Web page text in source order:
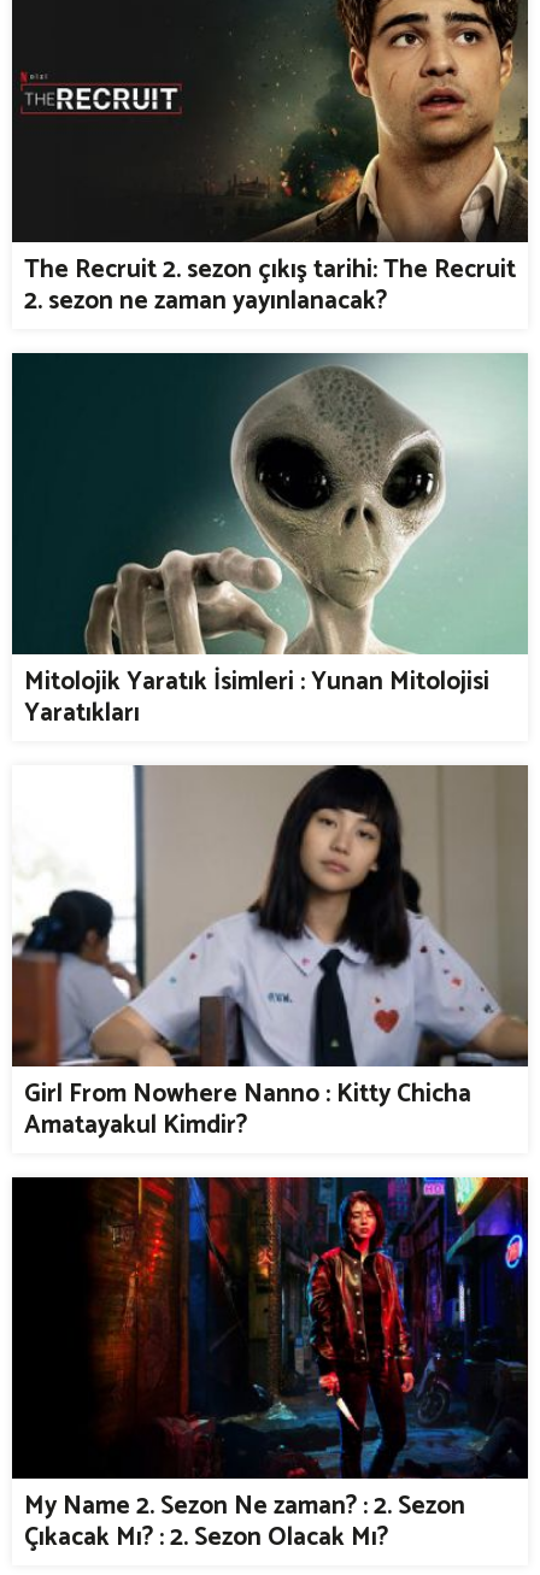
The Recruit 2. sezon çıkış tarihi: The Recruit
2. sezon ne zaman yayınlanacak?
Mitolojik Yaratık İsimleri : Yunan Mitolojisi
Yaratıkları
Girl From Nowhere Nanno : Kitty Chicha
Amatayakul Kimdir?
My Name 2. Sezon Ne zaman? : 2. Sezon
Çıkacak Mı? : 2. Sezon Olacak Mı?